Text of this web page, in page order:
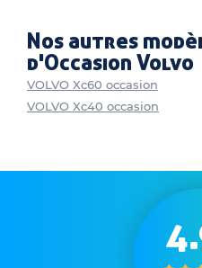
Nos autres
d'Occasion Volvo
VOLVO Xc60 occasion
VOLVO Xc40 occasion